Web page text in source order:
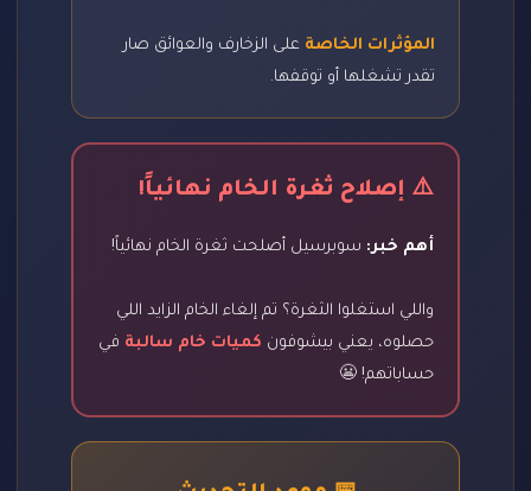
المؤثرات الخاصة على الزخارف والعوائق صار
تقدر تشغلها أو توقفها.
⚠️ إصلاح ثغرة الخام نهائياً!
أهم خبر: سوبرسيل أصلحت ثغرة الخام نهائياً!
واللي استغلوا الثغرة؟ تم إلغاء الخام الزايد اللي
حصلوه، يعني بيشوفون كميات خام سالبة في
حساباتهم! 😬